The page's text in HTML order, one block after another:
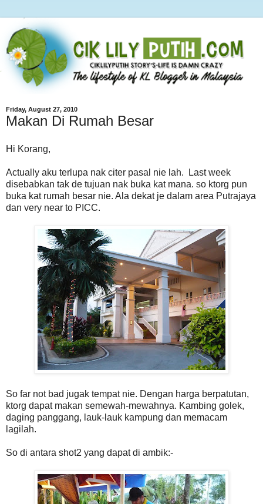
Friday, August 27, 2010
Makan Di Rumah Besar
Hi Korang,
Actually aku terlupa nak citer pasal nie lah. Last week
disebabkan tak de tujuan nak buka kat mana. so ktorg pun
buka kat rumah besar nie. Ala dekat je dalam area Putrajaya
dan very near to PICC.
So far not bad jugak tempat nie. Dengan harga berpatutan,
ktorg dapat makan semewah-mewahnya. Kambing golek,
daging panggang, lauk-lauk kampung dan memacam
lagilah.
So di antara shot2 yang dapat di ambik:-